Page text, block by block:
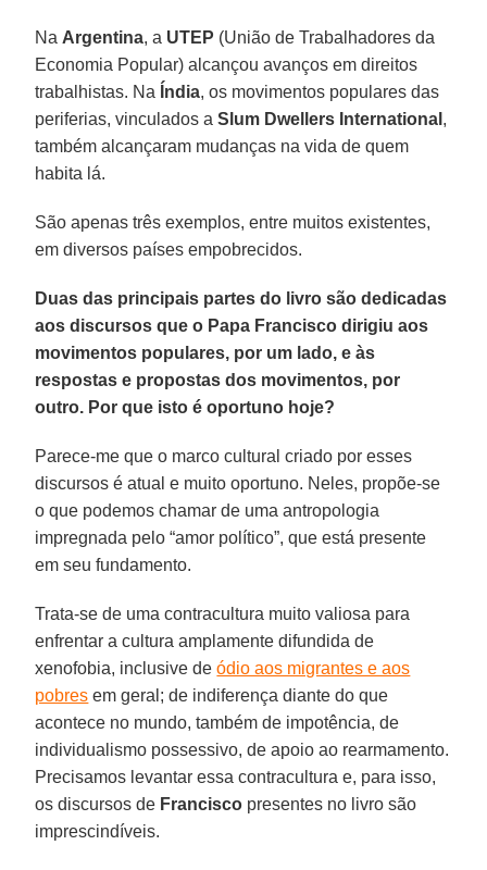
NaArgentina, a UTEP (União de Trabalhadores da
Economia Popular) alcançou avanços em direitos
trabalhistas. Na Índia, os movimentos populares das
periferias, vinculados aSlum Dwellers International ,
também alcançaram mudanças na vida de quem
habita lá.
São apenas três exemplos, entre muitos existentes,
em diversos países empobrecidos.
Duas das principais partes do livro são dedicadas
aos discursos que o Papa Francisco dirigiu aos
movimentos populares, por um lado, e às
respostas e propostas dos movimentos, por
outro. Por que isto é oportuno hoje?
Parece-me que o marco cultural criado por esses
discursos é atual e muito oportuno. Neles, propõe-se
o que podemos chamar de uma antropologia
impregnada pelo “amor político”, que está presente
em seu fundamento.
Trata-se de uma contracultura muito valiosa para
enfrentar a cultura amplamente difundida de
xenofobia, inclusive deódio aos migrantes e aos
pobres em geral; de indiferença diante do que
acontece no mundo, também de impotência, de
individualismo possessivo, de apoio ao rearmamento.
Precisamos levantar essa contracultura e, para isso,
os discursos de Francisco presentes no livro são
imprescindíveis.